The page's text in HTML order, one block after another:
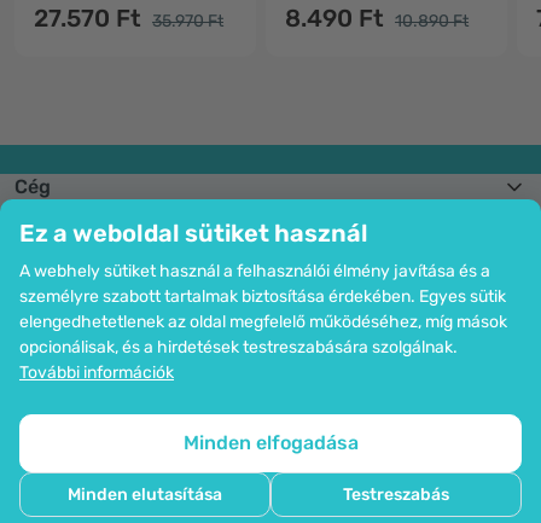
Ez a weboldal sütiket használ
A webhely sütiket használ a felhasználói élmény javítása és a
személyre szabott tartalmak biztosítása érdekében. Egyes sütik
elengedhetetlenek az oldal megfelelő működéséhez, míg mások
opcionálisak, és a hirdetések testreszabására szolgálnak.
További információk
Minden elfogadása
Minden elutasítása Testreszabás
27.570 Ft 35.970 Ft 8.490 Ft 10.890 Ft
Cég
Csatlakozzon hozzánk
Segítség és megrendelések
Bankkártyás fizetési lehetőség. A személyes adatok garantált védelme
SSL titkosítással.
Az oldal térképe